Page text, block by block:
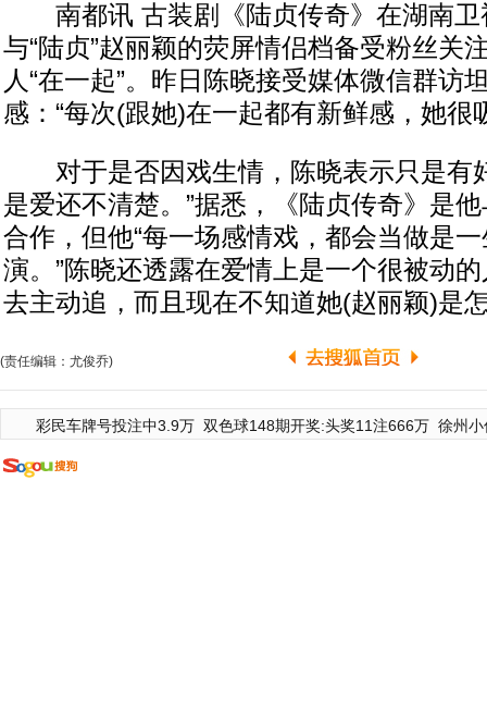
南都讯 古装剧《陆贞传奇》在湖南卫
与“陆贞”赵丽颖的荧屏情侣档备受粉丝关
人“在一起”。昨日陈晓接受媒体微信群访
感：“每次(跟她)在一起都有新鲜感，她很
对于是否因戏生情，陈晓表示只是有
是爱还不清楚。”据悉，《陆贞传奇》是
合作，但他“每一场感情戏，都会当做是
演。”陈晓还透露在爱情上是一个很被动
去主动追，而且现在不知道她(赵丽颖)是
(责任编辑：尤俊乔)
彩民车牌号投注中3.9万 双色球148期开奖:头奖11注666万 徐州